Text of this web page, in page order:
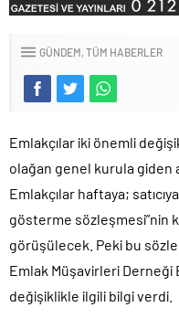
GÜNDEM TÜM HABERLER
Emlakçılar iki önemli
olağan genel kurula giden
Emlakçılar haftaya;
gösterme sözleşmesi”nin
görüşülecek. Peki bu
Emlak Müşavirleri Derneği
değişiklikle ilgili bilgi verdi.